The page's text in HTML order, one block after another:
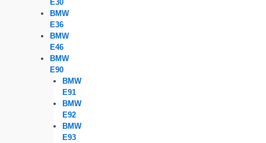
E30
BMW
E36
BMW
E46
BMW
E90
BMW
E91
BMW
E92
BMW
E93